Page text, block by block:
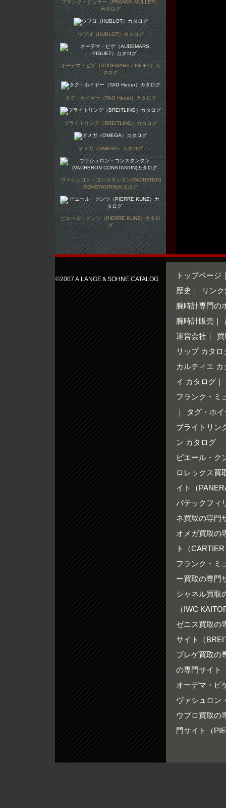
フランク・ミュラー（FRANCK MULLER）
カタログ
ウブロ（HUBLOT）カタログ
オーデマ・ピゲ（AUDEMARS PIGUET）カ
タログ
タグ・ホイヤー（TAG Heuer）カタログ
ブライトリング（BREITLING）カタログ
オメガ（OMEGA）カタログ
ヴァシュロン・コンスタンタン(VACHERON
CONSTANTIN)カタログ
ピエール・クンツ（PIERRE KUNZ）カタロ
グ
トップページ
歴史 ｜
リン
腕時計専門の
腕時計販売 ｜
運営会社 ｜
リップ カタロ
カルティエ カ
イ カタログ ｜
フランク・ミ
｜
タグ・ホ
ブライトリン
ン カタログ
ピエール・ク
ロレックス買
イト（
パテックフィ
ネ買取の専門
オメガ買取の
ト（
フランク・ミ
ー買取の専門
シャネル買取
（IWC
ゼニス買取の
サイト（
ブレゲ買取の
の専門サイト
オーデマ・ピ
ヴァシュロン
ウブロ買取の
門サイト（
©2007 A.LANGE＆SOHNE CATALOG